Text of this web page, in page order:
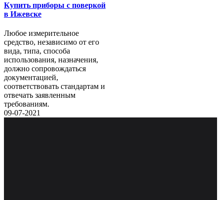
Купить приборы с поверкой
в Ижевске
Любое измерительное
средство, независимо от его
вида, типа, способа
использования, назначения,
должно сопровождаться
документацией,
соответствовать стандартам и
отвечать заявленным
требованиям.
09-07-2021